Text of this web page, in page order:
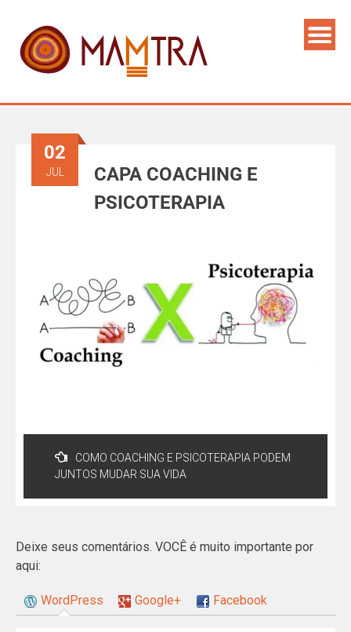
CAPA COACHING E
PSICOTERAPIA
02
JUL
COMO COACHING E PSICOTERAPIA PODEM
JUNTOS MUDAR SUA VIDA
Deixe seus comentários. VOCÊ é muito importante por
aqui:
WordPress Google+ Facebook